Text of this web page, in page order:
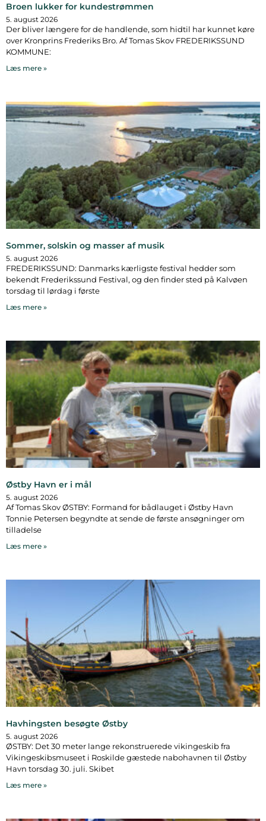
Broen lukker for kundestrømmen
5. august 2026
Der bliver længere for de handlende, som hidtil har kunnet køre
over Kronprins Frederiks Bro. Af Tomas Skov FREDERIKSSUND
KOMMUNE:
Læs mere »
Sommer, solskin og masser af musik
5. august 2026
FREDERIKSSUND: Danmarks kærligste festival hedder som
bekendt Frederikssund Festival, og den finder sted på Kalvøen
torsdag til lørdag i første
Læs mere »
Østby Havn er i mål
5. august 2026
Af Tomas Skov ØSTBY: Formand for bådlauget i Østby Havn
Tonnie Petersen begyndte at sende de første ansøgninger om
tilladelse
Læs mere »
Havhingsten besøgte Østby
5. august 2026
ØSTBY: Det 30 meter lange rekonstruerede vikingeskib fra
Vikingeskibsmuseet i Roskilde gæstede nabohavnen til Østby
Havn torsdag 30. juli. Skibet
Læs mere »